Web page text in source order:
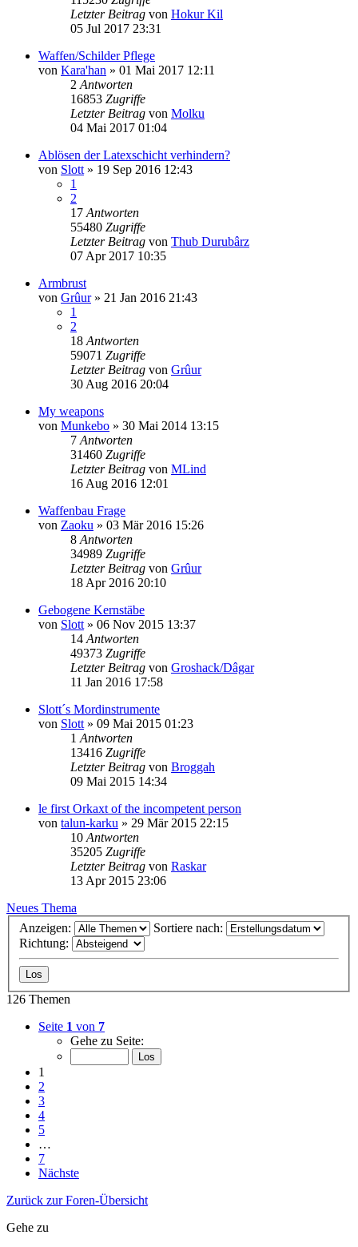
Letzter Beitrag von Hokur Kil
05 Jul 2017 23:31
Waffen/Schilder Pflege
von Kara'han » 01 Mai 2017 12:11
2 Antworten
16853 Zugriffe
Letzter Beitrag von Molku
04 Mai 2017 01:04
Ablösen der Latexschicht verhindern?
von Slott » 19 Sep 2016 12:43
1
2
17 Antworten
55480 Zugriffe
Letzter Beitrag von Thub Durubârz
07 Apr 2017 10:35
Armbrust
von Grûur» 21 Jan 2016 21:43
1
2
18 Antworten
59071 Zugriffe
Letzter Beitrag von Grûur
30 Aug 2016 20:04
My weapons
von Munkebo » 30 Mai 2014 13:15
7 Antworten
31460 Zugriffe
Letzter Beitrag von MLind
16 Aug 2016 12:01
Waffenbau Frage
von Zaoku » 03 Mär 2016 15:26
8 Antworten
34989 Zugriffe
Letzter Beitrag von Grûur
18 Apr 2016 20:10
Gebogene Kernstäbe
von Slott » 06 Nov 2015 13:37
14 Antworten
49373 Zugriffe
Letzter Beitrag von Groshack/Dâgar
11 Jan 2016 17:58
Slott´s Mordinstrumente
von Slott » 09 Mai 2015 01:23
1 Antworten
13416 Zugriffe
Letzter Beitrag von Broggah
09 Mai 2015 14:34
le first Orkaxt of the incompetent person
von talun-karku » 29 Mär 2015 22:15
10 Antworten
35205 Zugriffe
Letzter Beitrag von Raskar
13 Apr 2015 23:06
Neues Thema
Anzeigen:
Sortiere nach:
Richtung:
126 Themen
Seite 1 von 7
Gehe zu Seite:
1
2
3
4
5
…
7
Nächste
Zurück zur Foren-Übersicht
Gehe zu